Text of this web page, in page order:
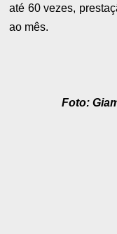
até 60 vezes,
ao mês.
Foto: